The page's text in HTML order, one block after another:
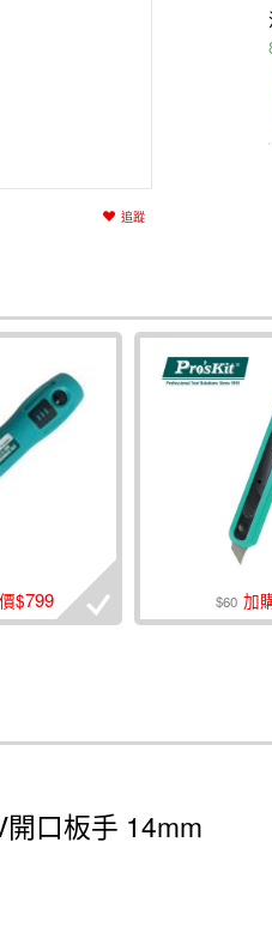
追蹤
$799 $60 加
口板手 14mm